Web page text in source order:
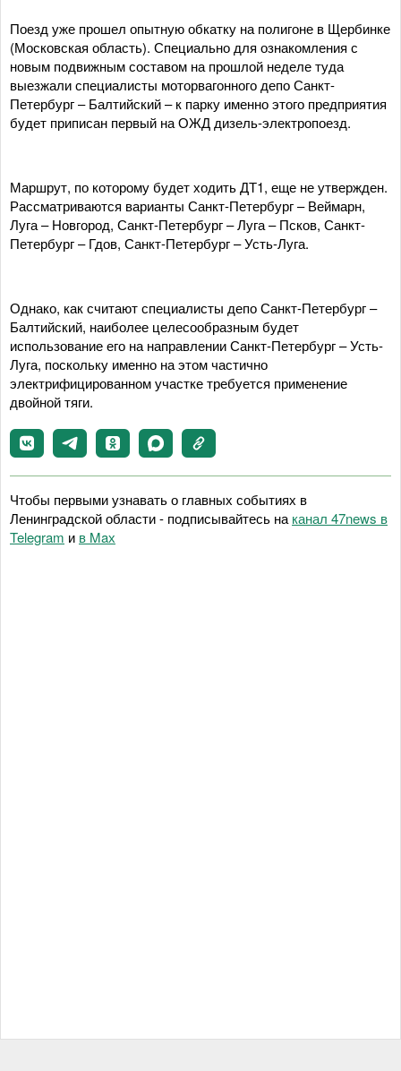
Поезд уже прошел опытную обкатку на полигоне в Щербинке
(Московская область). Специально для ознакомления с
новым подвижным составом на прошлой неделе туда
выезжали специалисты моторвагонного депо Санкт-
Петербург – Балтийский – к парку именно этого предприятия
будет приписан первый на ОЖД дизель-электропоезд.
Маршрут, по которому будет ходить ДТ1, еще не утвержден.
Рассматриваются варианты Санкт-Петербург – Веймарн,
Луга – Новгород, Санкт-Петербург – Луга – Псков, Санкт-
Петербург – Гдов, Санкт-Петербург – Усть-Луга.
Однако, как считают специалисты депо Санкт-Петербург –
Балтийский, наиболее целесообразным будет
использование его на направлении Санкт-Петербург – Усть-
Луга, поскольку именно на этом частично
электрифицированном участке требуется применение
двойной тяги.
Чтобы первыми узнавать о главных событиях в
Ленинградской области - подписывайтесь на канал 47news в
Telegram и в Maх